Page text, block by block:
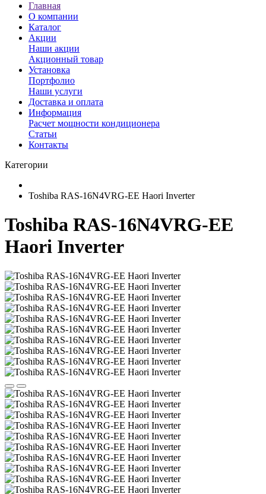
Главная
О компании
Каталог
Акции
Наши акции
Акционный товар
Установка
Портфолио
Наши услуги
Доставка и оплата
Информация
Расчет мощности кондиционера
Статьи
Контакты
Категории
Toshiba RAS-16N4VRG-EE Haori Inverter
Toshiba RAS-16N4VRG-EE
Haori Inverter